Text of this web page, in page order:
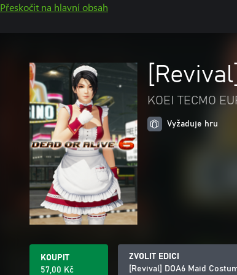
Přeskočit na hlavní obsah
KOEI TECMO
Vyžaduje hru
KOUPIT
57,00 Kč
ZVOLIT EDICI
[Revival] DOA6 Maid